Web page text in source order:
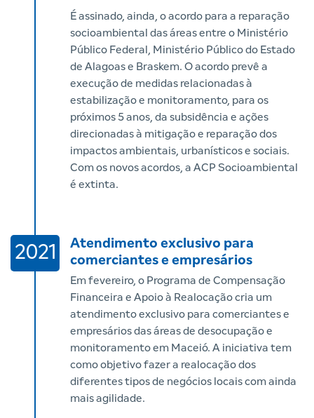
É assinado, ainda, o acordo para a reparação
socioambiental das áreas entre o Ministério
Público Federal, Ministério Público do Estado
de Alagoas e Braskem. O acordo prevê a
execução de medidas relacionadas à
estabilização e monitoramento, para os
próximos 5 anos, da subsidência e ações
direcionadas à mitigação e reparação dos
impactos ambientais, urbanísticos e sociais.
Com os novos acordos, a ACP Socioambiental
é extinta.
2021
Atendimento exclusivo para
comerciantes e empresários
Em fevereiro, o Programa de Compensação
Financeira e Apoio à Realocação cria um
atendimento exclusivo para comerciantes e
empresários das áreas de desocupação e
monitoramento em Maceió. A iniciativa tem
como objetivo fazer a realocação dos
diferentes tipos de negócios locais com ainda
mais agilidade.